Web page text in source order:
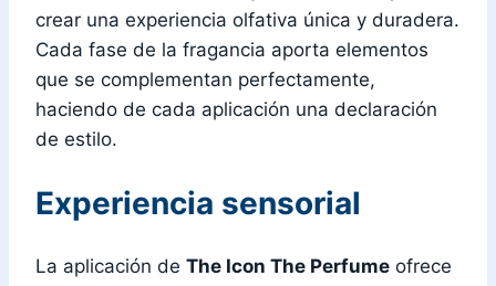
crear una experiencia olfativa única y duradera.
Cada fase de la fragancia aporta elementos
que se complementan perfectamente,
haciendo de cada aplicación una declaración
de estilo.
Experiencia sensorial
La aplicación de The Icon The Perfume ofrece